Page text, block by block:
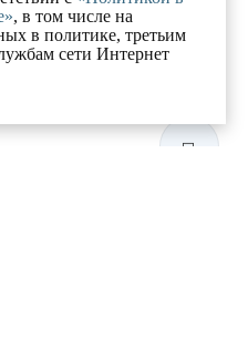
, в том числе на
в политике, третьим
сети Интернет